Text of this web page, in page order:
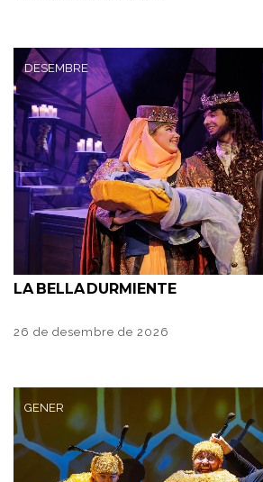
DESEMBRE
LABELLA DURMIENTE
26 de desembre de 2026
GENER